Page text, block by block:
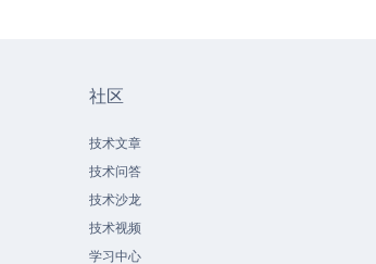
社区
技术文章
技术问答
技术沙龙
技术视频
学习中心